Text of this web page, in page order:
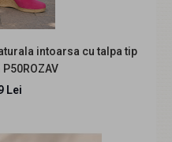
dama casual, piele
LP15N
foarte comozi si usori
intoarsa cu talpa tip
Lei